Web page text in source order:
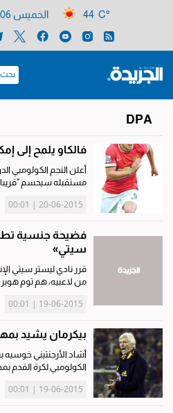
44 C° الخميس 06 أغسطس 2026
بحث
DPA
فالكاو يلمح إلى
أعلن النجم الكولومبي
مستقبله سيحسم "قريبا"،
تلميحات فالكاو
20-06-2015 | 00:01
سيتي»
من لاعبيه، هم توم
خارجية
19-06-2015 | 00:01
بيكرمان يشيد
أشاد الأرجنتيني خوسيه
الكولومبي لكرة القدم
المنتخب البرازيلي
19-06-2015 | 00:01